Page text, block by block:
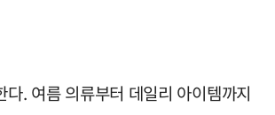
여름 의류부터 데일리 아이템까지